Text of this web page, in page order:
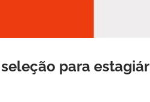
para